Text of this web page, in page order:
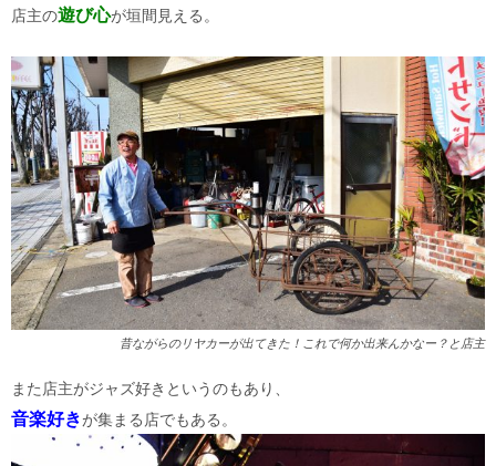
店主の遊び心が垣間見える。
昔ながらのリヤカーが出てきた！これで何か出来んかなー？と店主
また店主がジャズ好きというのもあり、
音楽好きが集まる店でもある。